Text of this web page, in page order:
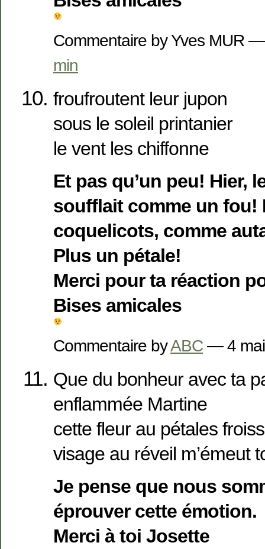
Commentaire by Yves MUR
min
froufroutent leur jupon
sous le soleil printanier
le vent les chiffonne
Et pas qu’un peu! Hier,
soufflait comme un fou!
coquelicots, comme
Plus un pétale!
Merci pour ta réaction
Bises amicales
Commentaire byABC — 4
Que du bonheur avec ta
enflammée Martine
cette fleur au pétales
visage au réveil m’émeut
Je pense que nous
éprouver cette émotion.
Merci à toi Josette